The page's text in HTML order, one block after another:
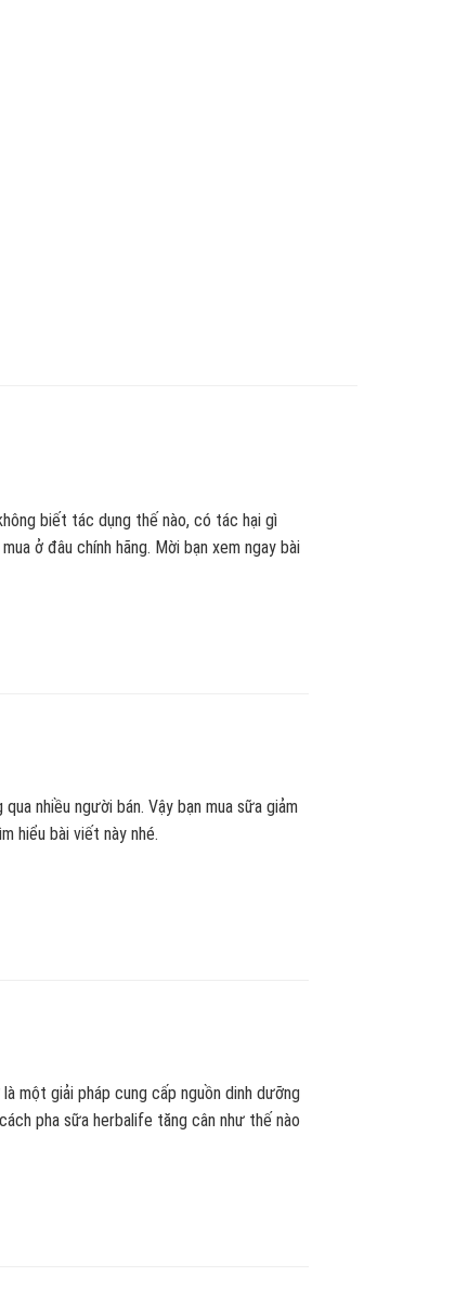
biết tác dụng thế nào, có tác hại gì
ở đâu chính hãng. Mời bạn xem ngay bài
nhiều người bán. Vậy bạn mua sữa giảm
hiểu bài viết này nhé.
một giải pháp cung cấp nguồn dinh dưỡng
pha sữa herbalife tăng cân như thế nào